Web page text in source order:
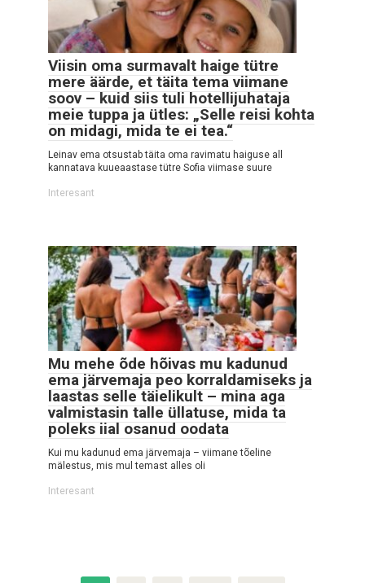
Viisin oma surmavalt haige tütre
mere äärde, et täita tema viimane
soov – kuid siis tuli hotellijuhataja
meie tuppa ja ütles: „Selle reisi kohta
on midagi, mida te ei tea.“
Leinav ema otsustab täita oma ravimatu haiguse all
kannatava kuueaastase tütre Sofia viimase suure
Interesant
Mu mehe õde hõivas mu kadunud
ema järvemaja peo korraldamiseks ja
laastas selle täielikult – mina aga
valmistasin talle üllatuse, mida ta
poleks iial osanud oodata
Kui mu kadunud ema järvemaja – viimane tõeline
mälestus, mis mul temast alles oli
Interesant